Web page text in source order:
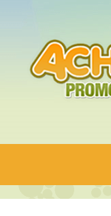
conteúdo